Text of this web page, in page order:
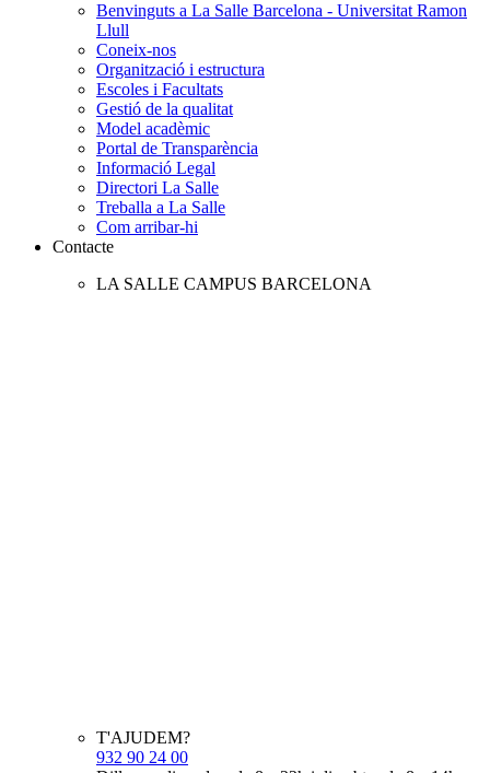
Benvinguts a La Salle Barcelona - Universitat Ramon
Llull
Coneix-nos
Organització i estructura
Escoles i Facultats
Gestió de la qualitat
Model acadèmic
Portal de Transparència
Informació Legal
Directori La Salle
Treballa a La Salle
Com arribar-hi
Contacte
LA SALLE CAMPUS BARCELONA
T'AJUDEM?
932 90 24 00